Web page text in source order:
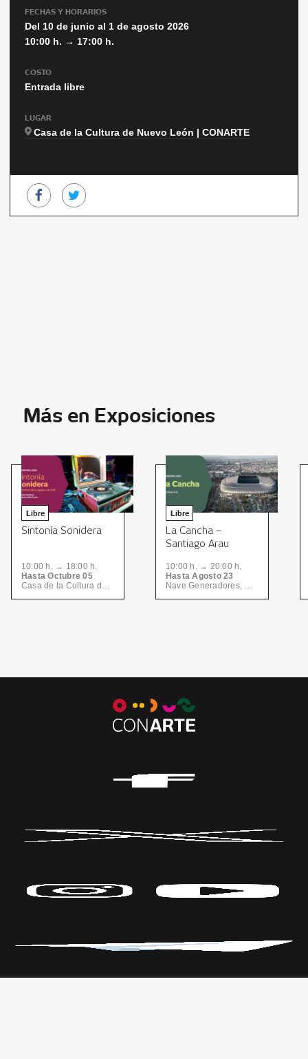
FECHAS Y HORARIOS
Del 10 de junio al 1 de agosto 2026
10:00 h. → 17:00 h.
COSTO
Entrada libre
LUGAR
Casa de la Cultura de Nuevo León | CONARTE
Más en Exposiciones
Libre
Sintonía Sonidera
10:00 h. → 18:00 h.
Hasta Octubre 05
Casa de la Cultura de Nuevo León | CONARTE
Libre
La Cancha –
Santiago Arau
10:00 h. → 20:00 h.
Hasta Agosto 23
Nave Generadores, Centro de las Artes | CONARTE